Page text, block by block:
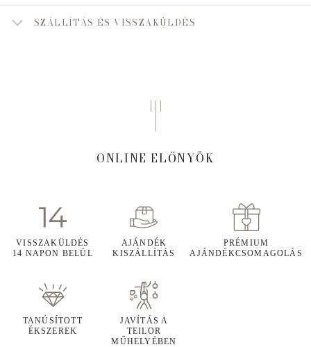
SZÁLLÍTÁS ÉS VISSZAKÜLDÉS
ONLINE ELŐNYÖK
VISSZAKÜLDÉS
14 NAPON BELÜL
AJÁNDÉK
KISZÁLLÍTÁS
PRÉMIUM
AJÁNDÉKCSOMAGOLÁS
TANÚSÍTOTT
ÉKSZEREK
JAVÍTÁS A
TEILOR
MŰHELYÉBEN